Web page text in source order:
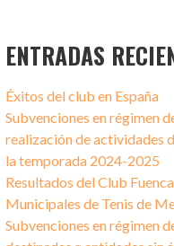
ENTRADAS
Éxitos del club en España
Subvenciones en régimen
realización de actividades
la temporada 2024-2025
Resultados del Club
Municipales de Tenis de
Subvenciones en régimen